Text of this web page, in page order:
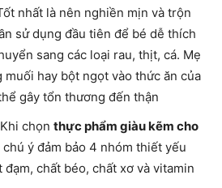
nhất là nên nghiền mịn và trộn
sử dụng đầu tiên để bé dễ thích
sang các loại rau, thịt, cá. Mẹ
muối hay bột ngọt vào thức ăn của
gây tổn thương đến thận
Khi chọn thực phẩm giàu kẽm cho
chú ý đảm bảo 4 nhóm thiết yếu
chất béo, chất xơ và vitamin